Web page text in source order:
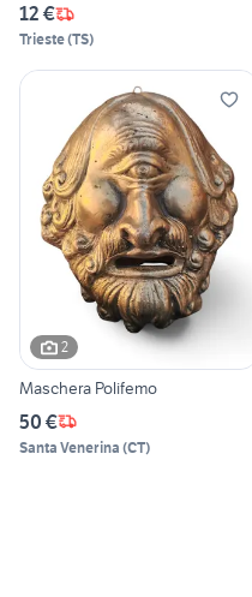
12 €
Trieste(TS)
2
Maschera Polifemo
50 €
Santa Venerina (CT)